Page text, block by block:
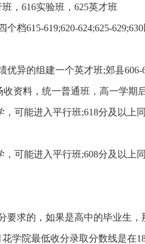
，616实验班，625英才班
档615-619;620-624;625-
优异的组建一个英才班;郊县
资料，统一普通班，高一学期
可能进入平行班;618分及以上
可能进入平行班;608分及以上
要求的，如果是高中的毕业生
学院最低收分录取分数线是在